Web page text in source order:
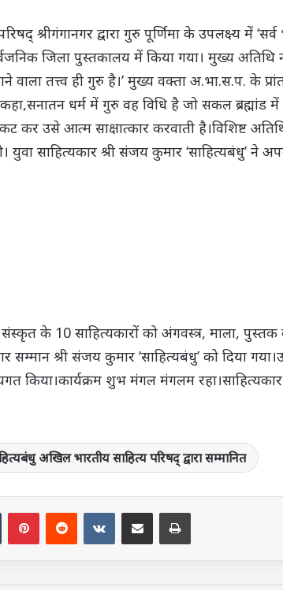
श्रीगंगानगर द्वारा गुरु पूर्णिमा के उपलक्ष्य में
जिला पुस्तकालय में किया गया। मुख्य अतिथि
वाला तत्त्व ही गुरु है।’ मुख्य वक्ता अ.भा.स.प. के
कहा,सनातन धर्म में गुरु वह विधि है जो सकल
कर उसे आत्म साक्षात्कार करवाती है।विशिष्ट
युवा साहित्यकार श्री संजय कुमार ‘साहित्यबंधु’ ने
संस्कृत के 10 साहित्यकारों को अंगवस्त्र, माला,
सम्मान श्री संजय कुमार ‘साहित्यबंधु’ को दिया
किया।कार्यक्रम शुभ मंगल मंगलम
अखिल भारतीय साहित्य परिषद् द्वारा सम्मानित
TumblrPinterestRedditVKontakte
Share via Email Print